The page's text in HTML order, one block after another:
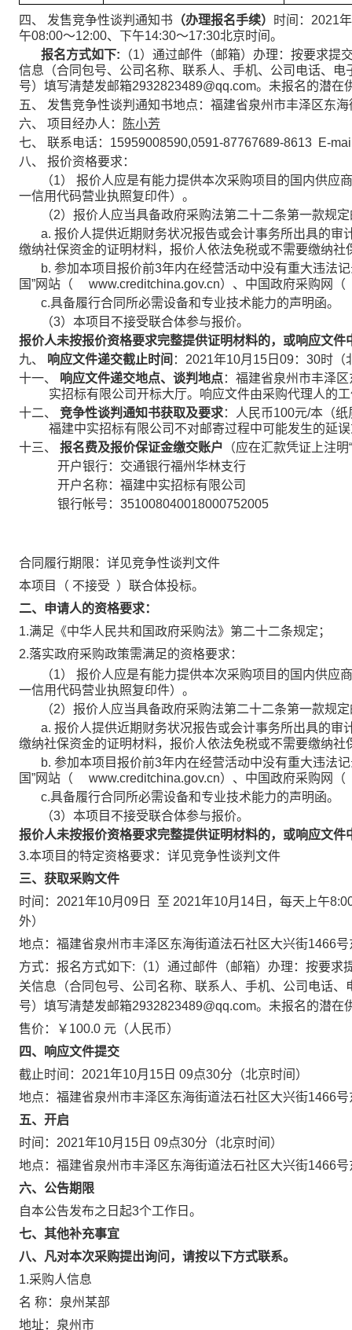
四、 发售竞争性谈判通知书 （办理报名手续）
时间：2021
午08:00～12:00、下午14:30～17:30北京时间。
报名方式如下: （1）通过邮件（邮箱）办理：按要求
信息（合同包号、公司名称、联系人、手机、公司电话、
号）填写清楚发邮箱2932823489@qq.com。未报名的潜在
五、 发售竞争性谈判通知书地点：福建省泉州市丰泽区东
六、 项目经办人：
陈小芳
七、 联系电话：15959008590,0591-87767689-8613 E-
八、 报价资格要求：
（1） 报价人应是有能力提供本次采购项目的国内供
一信用代码营业执照复印件）。
（2）报价人应当具备政府采购法第二十二条第一款规
a. 报价人提供近期财务状况报告或会计事务所出具的
缴纳社保资金的证明材料，报价人依法免税或不需要缴纳社
b. 参加本项目报价前3年内在经营活动中没有重大违法
国”网站（
www.creditchina.gov.cn）、中国政府采购网（
c.具备履行合同所必需设备和专业技术能力的声明函。
（3）本项目不接受联合体参与报价。
报价人未按报价资格要求完整提供证明材料的，或响应文
九、
响应文件递交截止时间 ：2021年10月15日09：30时（
十一、
响应文件递交地点、谈判地点：福建省泉州市丰泽
实招标有限公司开标大厅。响应文件由采购代理人的
十二、 竞争性谈判通知书获取及要求：人民币100元/本（
福建中实招标有限公司不对邮寄过程中可能发生的延
十三、 报名费及报价保证金缴交账户 （应在汇款凭证上注明
开户银行：交通银行福州华林支行
开户名称：福建中实招标有限公司
银行帐号：351008040018000752005
合同履行期限：详见竞争性谈判文件
本项目（ 不接受 ）联合体投标。
二、申请人的资格要求：
1.满足《中华人民共和国政府采购法》第二十二条规定；
2.落实政府采购政策需满足的资格要求：
（1） 报价人应是有能力提供本次采购项目的国内供
一信用代码营业执照复印件）。
（2）报价人应当具备政府采购法第二十二条第一款规
a. 报价人提供近期财务状况报告或会计事务所出具的
缴纳社保资金的证明材料，报价人依法免税或不需要缴纳社
b. 参加本项目报价前3年内在经营活动中没有重大违法
国”网站（
www.creditchina.gov.cn）、中国政府采购网（
c.具备履行合同所必需设备和专业技术能力的声明函。
（3）本项目不接受联合体参与报价。
报价人未按报价资格要求完整提供证明材料的，或响应文
3.本项目的特定资格要求：详见竞争性谈判文件
三、获取采购文件
时间：2021年10月09日 至 2021年10月14日，每天上午
外）
地点：福建省泉州市丰泽区东海街道法石社区大兴街1466
方式：报名方式如下:（1）通过邮件（邮箱）办理：按要
关信息（合同包号、公司名称、联系人、手机、公司电话
号）填写清楚发邮箱2932823489@qq.com。未报名的潜在
售价：￥100.0 元（人民币）
四、响应文件提交
截止时间：2021年10月15日 09点30分（北京时间）
地点：福建省泉州市丰泽区东海街道法石社区大兴街1466
五、开启
时间：2021年10月15日 09点30分（北京时间）
地点：福建省泉州市丰泽区东海街道法石社区大兴街1466
六、公告期限
自本公告发布之日起3个工作日。
七、其他补充事宜
八、凡对本次采购提出询问，请按以下方式联系。
1.采购人信息
名 称：泉州某部
地址：泉州市